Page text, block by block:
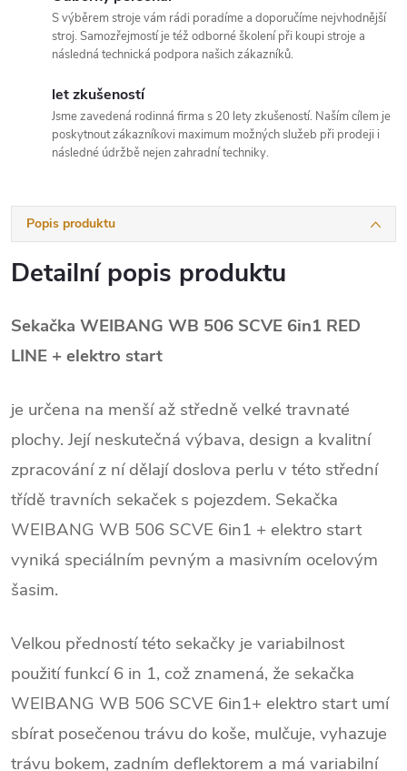
S výběrem stroje vám rádi poradíme a doporučíme nejvhodnější
stroj. Samozřejmostí je též odborné školení při koupi stroje a
následná technická podpora našich zákazníků.
let zkušeností
Jsme zavedená rodinná firma s 20 lety zkušeností. Naším cílem je
poskytnout zákazníkovi maximum možných služeb při prodeji i
následné údržbě nejen zahradní techniky.
Popis produktu
Detailní popis produktu
Sekačka WEIBANG WB 506 SCVE 6in1 RED
LINE +elektro start
je určena na menší až středně velké travnaté
plochy. Její neskutečná výbava, design a kvalitní
zpracování z ní dělají doslova perlu v této střední
třídě travních sekaček s pojezdem. Sekačka
WEIBANG WB 506 SCVE 6in1 + elektro start
vyniká speciálním pevným a masivním ocelovým
šasim.
Velkou předností této sekačky je variabilnost
použití funkcí 6 in 1, což znamená, že sekačka
WEIBANG WB 506 SCVE 6in1+ elektro start umí
sbírat posečenou trávu do koše, mulčuje, vyhazuje
trávu bokem, zadním deflektorem a má variabilní